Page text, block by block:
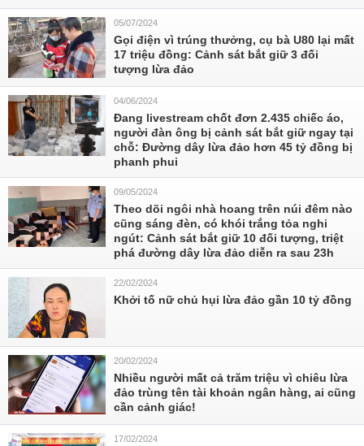
05/07/2024
Gọi điện vì trúng thưởng, cụ bà U80 lại mất
17 triệu đồng: Cảnh sát bắt giữ 3 đối
tượng lừa đảo
04/06/2024
Đang livestream chốt đơn 2.435 chiếc áo,
người đàn ông bị cảnh sát bắt giữ ngay tại
chỗ: Đường dây lừa đảo hơn 45 tỷ đồng bị
phanh phui
09/05/2024
Theo dõi ngôi nhà hoang trên núi đêm nào
cũng sáng đèn, có khói trắng tỏa nghi
ngút: Cảnh sát bắt giữ 10 đối tượng, triệt
phá đường dây lừa đảo diễn ra sau 23h
22/02/2024
Khởi tố nữ chủ hụi lừa đảo gần 10 tỷ đồng
20/02/2024
Nhiều người mất cả trăm triệu vì chiêu lừa
đảo trùng tên tài khoản ngân hàng, ai cũng
cần cảnh giác!
17/02/2024